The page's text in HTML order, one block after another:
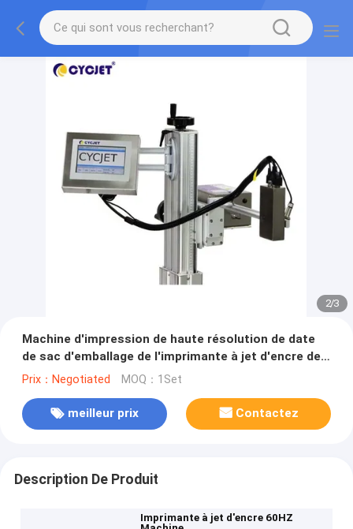
2/3
Machine d'impression de haute résolution de date
de sac d'emballage de l'imprimante à jet d'encre de
36mm 60HZ
Prix：Negotiated MOQ：1Set
meilleur prix Contactez
Description De Produit
Imprimante à jet d'encre 60HZ